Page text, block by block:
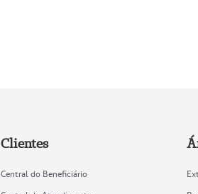
Clientes
Central do Beneficiário